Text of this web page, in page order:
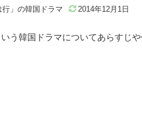
」の韓国ドラマ 2014年12月1日
う韓国ドラマについてあらすじ